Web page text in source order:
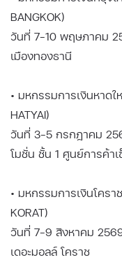
BANGKOK)
วันที่ 7-10 พฤษภาคม
เมืองทองธานี
• มหกรรมการเงินหาด
HATYAI)
วันที่ 3-5 กรกฎาคม
โมชั่น ชั้น 1 ศูนย์การค้า
• มหกรรมการเงินโคร
KORAT)
วันที่ 7-9 สิงหาคม
เดอะมอลล์ โคราช